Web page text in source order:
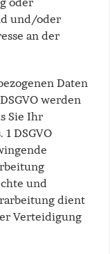
und/oder
an der
Daten
werden
Sie Ihr
DSGVO
und
dient
Verteidigung